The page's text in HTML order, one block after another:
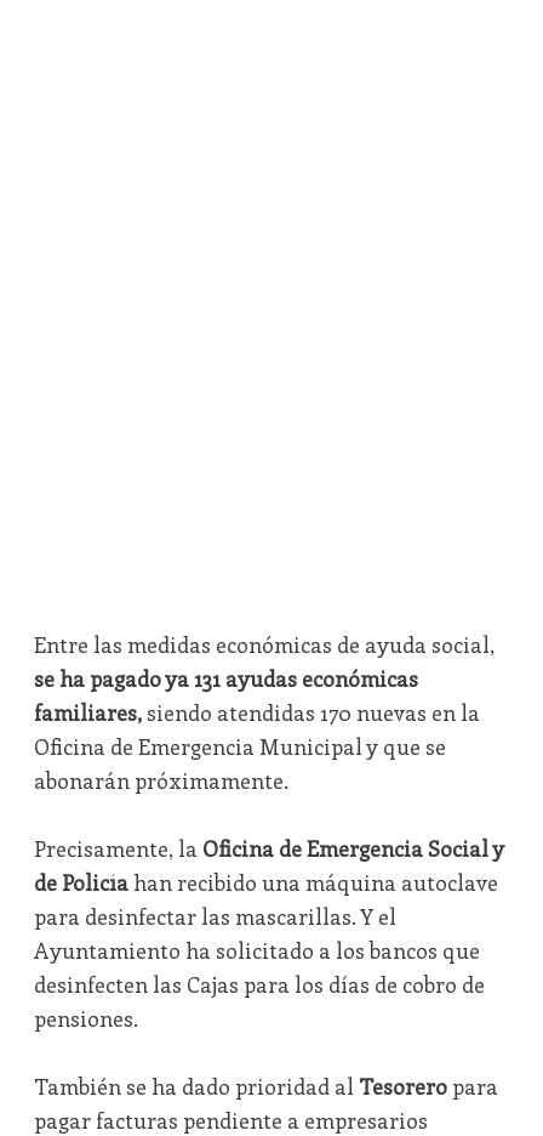
Entre las medidas económicas de ayuda social,
se ha pagado ya 131 ayudas económicas
familiares,siendo atendidas 170 nuevas en la
Oficina de Emergencia Municipal y que se
abonarán próximamente.
Precisamente, la Oficina de Emergencia Social y
de Policíahan recibido una máquina autoclave
para desinfectar las mascarillas. Y el
Ayuntamiento ha solicitado a los bancos que
desinfecten las Cajas para los días de cobro de
pensiones.
También se ha dado prioridad al Tesoreropara
pagar facturas pendiente a empresarios